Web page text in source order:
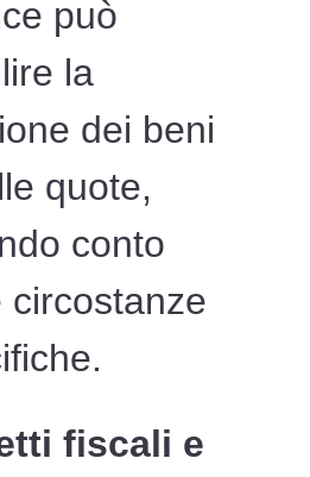
può
la
dei beni
quote,
conto
circostanze
fiscali e